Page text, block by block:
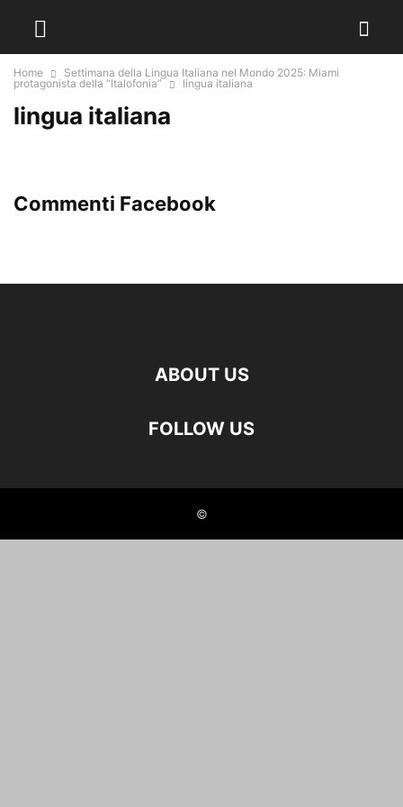
Home
Settimana della Lingua Italiana nel Mondo 2025: Miami
protagonista della “Italofonia”
lingua italiana
lingua italiana
Commenti Facebook
ABOUT US
FOLLOW US
©